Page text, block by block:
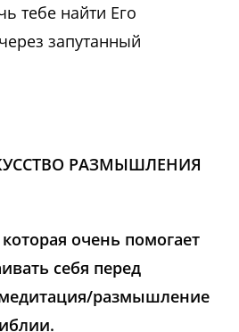
тебе найти Его
запутанный
РАЗМЫШЛЕНИЯ
очень помогает
себя перед
размышление